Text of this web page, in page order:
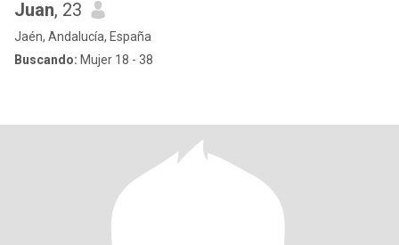
Juan, 23
Jaén, Andalucía, España
Buscando: Mujer 18 - 38